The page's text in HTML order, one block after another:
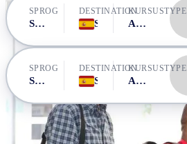
SPROG
Spansk
DESTINATIONKURSUSTYPE
Alle kurser
SPROG
Spansk
DESTINATIONKURSUSTYPE
Alle kurser